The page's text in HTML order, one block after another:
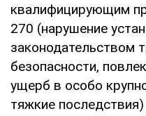
квалифицирующим
270 (нарушение
законодательством
безопасности,
ущерб в особо
тяжкие